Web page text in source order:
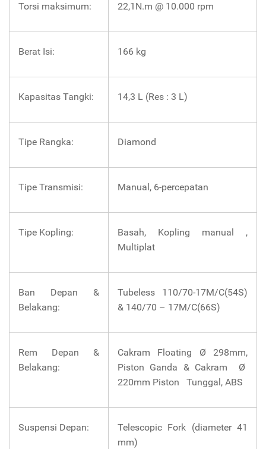
Torsi maksimum: 22,1N.m @ 10.000 rpm
Berat Isi: 166 kg
Kapasitas Tangki: 14,3 L (Res : 3 L)
Tipe Rangka: Diamond
Tipe Transmisi: Manual, 6-percepatan
Tipe Kopling:
Basah, Kopling manual ,
Multiplat
Ban Depan &
Belakang:
Tubeless 110/70-17M/C(54S)
& 140/70 – 17M/C(66S)
Rem Depan &
Belakang:
Cakram Floating Ø 298mm,
Piston Ganda & Cakram Ø
220mm Piston Tunggal, ABS
Suspensi Depan:
Telescopic Fork (diameter 41
mm)